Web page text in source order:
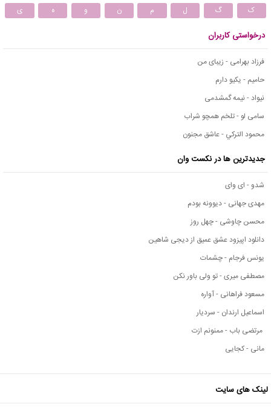
ک
گ ل م ن و ه ی
درخواستی کاربران
فرزاد بهرامی - زیبای من
حامیم - یکیو دارم
نیواد - نیمه گمشدمی
سامی لو - تلخم همچو شراب
محمود التركي - عاشق مجنون
جدیدترین ها در نکست وان
شدو - ای وای
مهدی جهانی - دیوونه بودم
محسن چاوشی - چهل روز
دانلود اپیزود عشق عمیق از دیجی شاهین
یونس فرجام - چشمات
مصطفی میری - تو ولی باور نکن
مسعود فراهانی - آواره
اسماعیل ارندان - سردیار
مرتضی باب - ممنونم ازت
مانی - کجایی
لینک های سایت